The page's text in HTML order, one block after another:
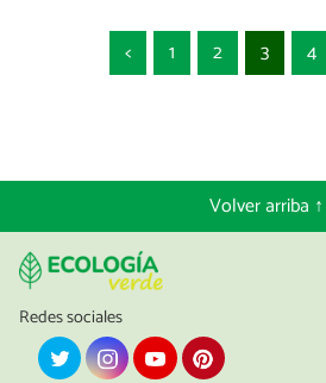
< 1 2 3 4
Volver arriba ↑
Redes sociales